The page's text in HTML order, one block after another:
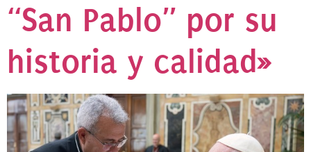
“San Pablo” por su
historia y calidad»